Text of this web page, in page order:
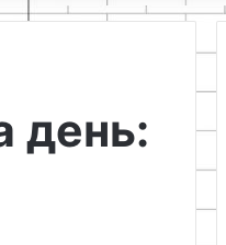
день: